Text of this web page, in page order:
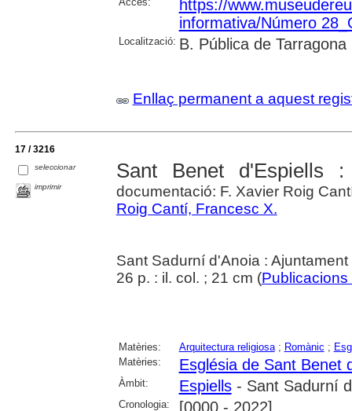
https://
informativa/Número
Localització: B. Pública de Tarragona
Enllaç permanent a aquest
17 / 3216
seleccionar
imprimir
Sant Benet d'Espiells
documentació: F. Xavier Roig
Roig Cantí, Francesc X.
Sant Sadurní d'Anoia :
26 p. : il. col. ; 21 cm (Publicacions
Matèries: Arquitectura religiosa; Romànic ;
Matèries:
Església de Sant Benet
Àmbit: Espiells- Sant Sadurní
Cronologia: [0000 - 2022]